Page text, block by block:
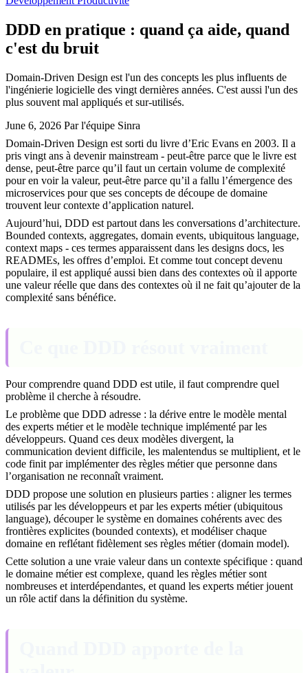
DDD en pratique : quand ça aide, quand
c'est du bruit
Domain-Driven Design est l'un des concepts les plus influents de
l'ingénierie logicielle des vingt dernières années. C'est aussi l'un des
plus souvent mal appliqués et sur-utilisés.
June 6, 2026 Par l'équipe Sinra
Domain-Driven Design est sorti du livre d’Eric Evans en 2003. Il a
pris vingt ans à devenir mainstream - peut-être parce que le livre est
dense, peut-être parce qu’il faut un certain volume de complexité
pour en voir la valeur, peut-être parce qu’il a fallu l’émergence des
microservices pour que ses concepts de découpe de domaine
trouvent leur contexte d’application naturel.
Aujourd’hui, DDD est partout dans les conversations d’architecture.
Bounded contexts, aggregates, domain events, ubiquitous language,
context maps - ces termes apparaissent dans les designs docs, les
READMEs, les offres d’emploi. Et comme tout concept devenu
populaire, il est appliqué aussi bien dans des contextes où il apporte
une valeur réelle que dans des contextes où il ne fait qu’ajouter de la
complexité sans bénéfice.
Pour comprendre quand DDD est utile, il faut comprendre quel
problème il cherche à résoudre.
Le problème que DDD adresse : la dérive entre le modèle mental
des experts métier et le modèle technique implémenté par les
développeurs. Quand ces deux modèles divergent, la
communication devient difficile, les malentendus se multiplient, et le
code finit par implémenter des règles métier que personne dans
l’organisation ne reconnaît vraiment.
DDD propose une solution en plusieurs parties : aligner les termes
utilisés par les développeurs et par les experts métier (ubiquitous
language), découper le système en domaines cohérents avec des
frontières explicites (bounded contexts), et modéliser chaque
domaine en reflétant fidèlement ses règles métier (domain model).
Cette solution a une vraie valeur dans un contexte spécifique : quand
le domaine métier est complexe, quand les règles métier sont
nombreuses et interdépendantes, et quand les experts métier jouent
un rôle actif dans la définition du système.